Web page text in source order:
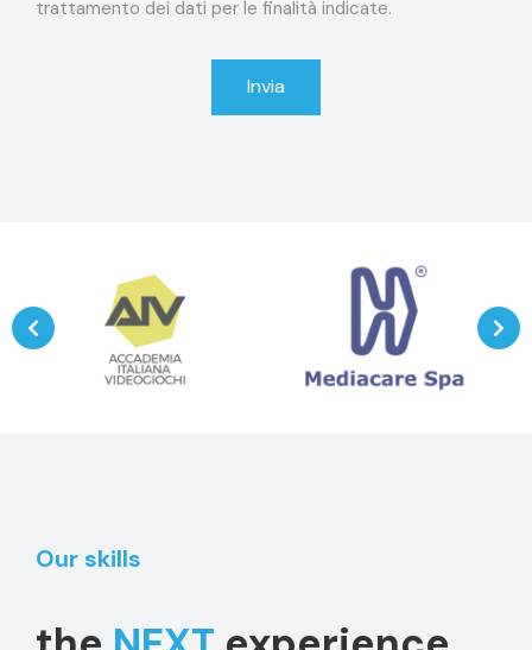
trattamento dei dati per le finalità indicate.
Invia
Our skills